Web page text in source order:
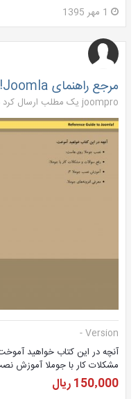
1 مهر 1395
مرجع راهنمای Joomla!
joompro یک مطلب ارسال کرد در
Version -
آنچه در این کتاب خواهید
مشکلات کار با جوملا آموزش نصب جوملا 3 معرفي
150٬000 ریال